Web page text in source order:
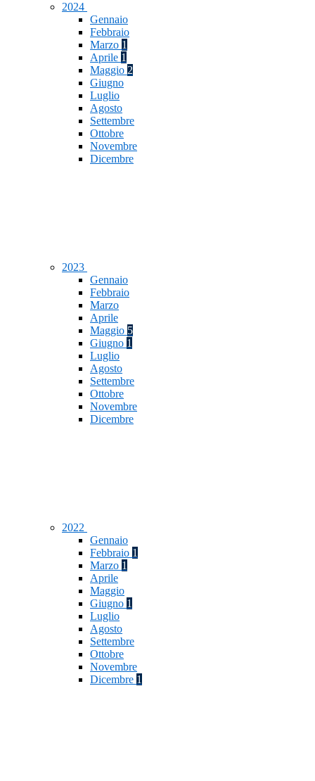
2024
Gennaio
Febbraio
Marzo 1
Aprile 1
Maggio 2
Giugno
Luglio
Agosto
Settembre
Ottobre
Novembre
Dicembre
2023
Gennaio
Febbraio
Marzo
Aprile
Maggio 5
Giugno 1
Luglio
Agosto
Settembre
Ottobre
Novembre
Dicembre
2022
Gennaio
Febbraio 1
Marzo 1
Aprile
Maggio
Giugno 1
Luglio
Agosto
Settembre
Ottobre
Novembre
Dicembre 1